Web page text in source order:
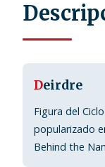
Deirdre
Figura del
popularizado
Behind the